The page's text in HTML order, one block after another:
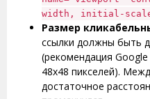
width, initial-
Размер
ссылки должны быть
(рекомендация
48х48 пикселей).
достаточное